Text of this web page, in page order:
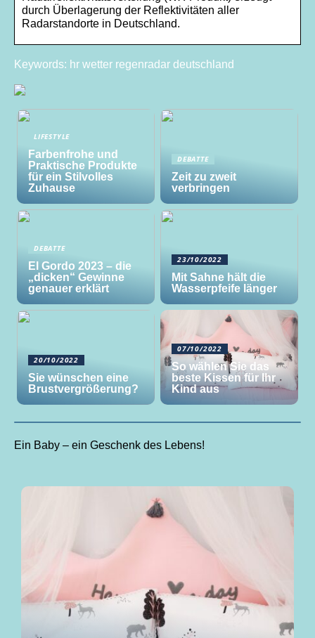
durch Überlagerung der Reflektivitäten aller
Radarstandorte in Deutschland.
Keywords: hr wetter regenradar deutschland
LIFESTYLE
Farbenfrohe und
Praktische Produkte
für ein Stilvolles
Zuhause
DEBATTE
Zeit zu zweit
verbringen
DEBATTE
El Gordo 2023 – die
„dicken“ Gewinne
genauer erklärt
23/10/2022
Mit Sahne hält die
Wasserpfeife länger
20/10/2022
Sie wünschen eine
Brustvergrößerung?
07/10/2022
So wählen Sie das
beste Kissen für Ihr
Kind aus
Ein Baby – ein Geschenk des Lebens!